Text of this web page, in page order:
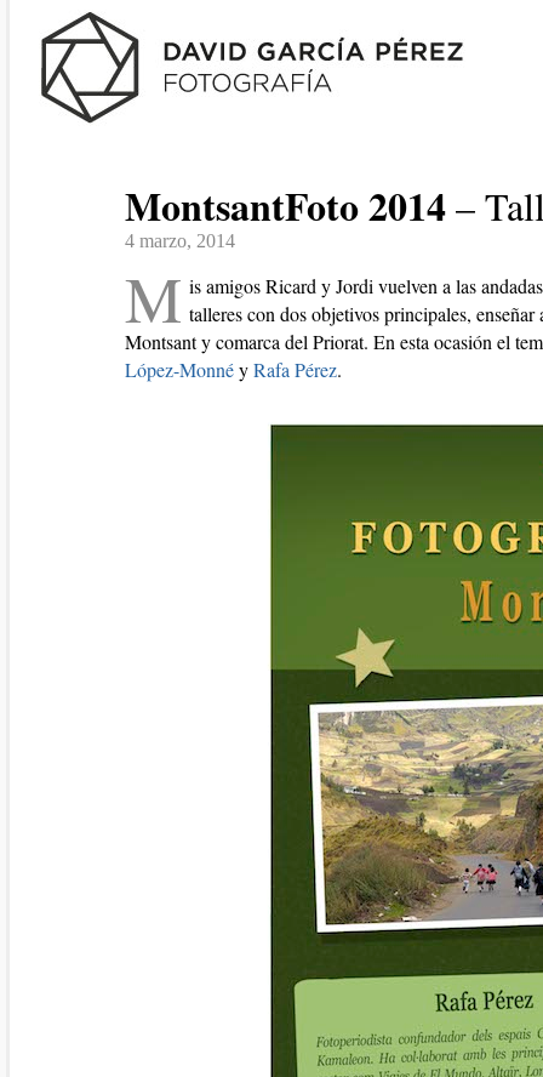
MontsantFoto 2014–
4 marzo, 2014
M is amigos Ricard y Jordi vuelven a las
talleres con dos objetivos principales,
Montsant y comarca del Priorat. En esta ocasión el
López-MonnéyRafa Pérez.